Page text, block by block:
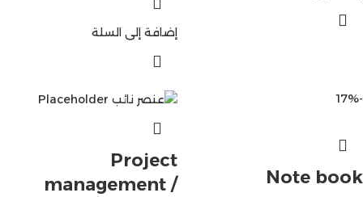
إضافة إلى السلة
-17%
Note book
Project
management /